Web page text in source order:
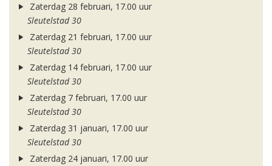
Zaterdag 28 februari, 17.00 uur
Sleutelstad 30
Zaterdag 21 februari, 17.00 uur
Sleutelstad 30
Zaterdag 14 februari, 17.00 uur
Sleutelstad 30
Zaterdag 7 februari, 17.00 uur
Sleutelstad 30
Zaterdag 31 januari, 17.00 uur
Sleutelstad 30
Zaterdag 24 januari, 17.00 uur